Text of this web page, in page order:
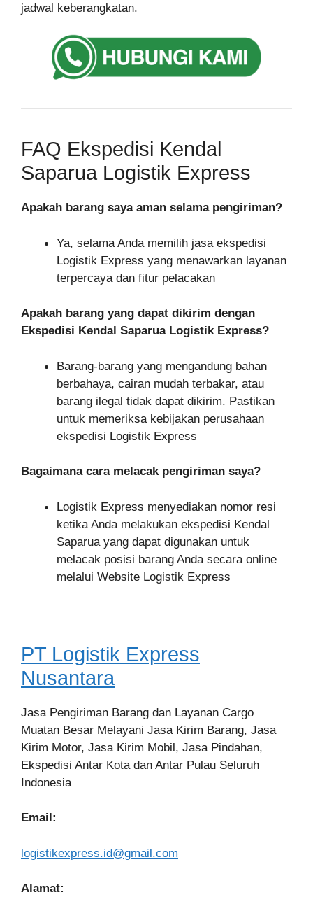
jadwal keberangkatan.
FAQ Ekspedisi Kendal
Saparua Logistik Express
Apakah barang saya aman selama pengiriman?
Ya, selama Anda memilih jasa ekspedisi
Logistik Express yang menawarkan layanan
terpercaya dan fitur pelacakan
Apakah barang yang dapat dikirim dengan
Ekspedisi Kendal Saparua Logistik Express?
Barang-barang yang mengandung bahan
berbahaya, cairan mudah terbakar, atau
barang ilegal tidak dapat dikirim. Pastikan
untuk memeriksa kebijakan perusahaan
ekspedisi Logistik Express
Bagaimana cara melacak pengiriman saya?
Logistik Express menyediakan nomor resi
ketika Anda melakukan ekspedisi Kendal
Saparua yang dapat digunakan untuk
melacak posisi barang Anda secara online
melalui Website Logistik Express
PT Logistik Express
Nusantara
Jasa Pengiriman Barang dan Layanan Cargo
Muatan Besar Melayani Jasa Kirim Barang, Jasa
Kirim Motor, Jasa Kirim Mobil, Jasa Pindahan,
Ekspedisi Antar Kota dan Antar Pulau Seluruh
Indonesia
Email:
logistikexpress.id@gmail.com
Alamat: